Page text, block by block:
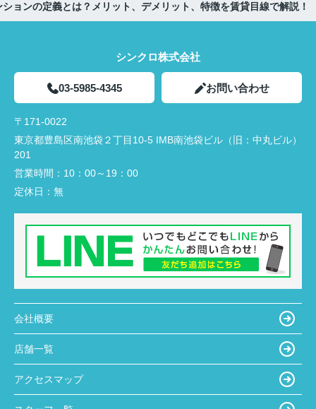
ョンの定義とは？メリット、デメリット、特徴を賃貸目線で解説！
シンクロ株式会社
03-5985-4345 お問い合わせ
〒171-0022
東京都豊島区南池袋２丁目10-5 IMB南池袋ビル（旧：中丸ビル）
201
営業時間： 10：00～19：00
定休日： 無
会社概要
店舗一覧
アクセスマップ